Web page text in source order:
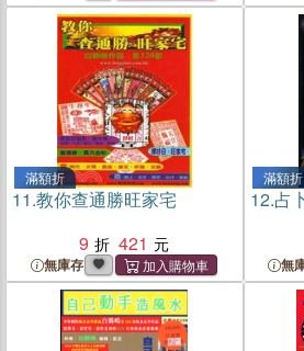
滿額折
11.教你查通勝旺家宅
9
421
無庫存
滿額折
12.占
無